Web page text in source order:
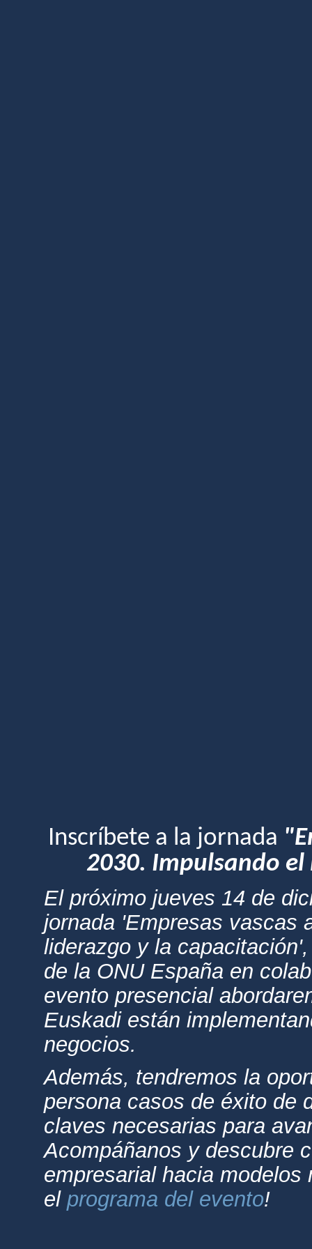
Inscríbete a la jornada
2030. Impulsando
El próximo jueves 14 de
jornada 'Empresas vascas
liderazgo y la
de la ONU España en
evento presencial
Euskadi están
negocios.
Además, tendremos la
persona casos de éxito de
claves necesarias para
Acompáñanos y descubre
empresarial hacia modelos
el programa del evento!